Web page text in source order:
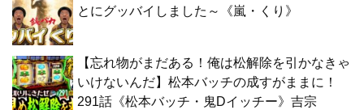
とにグッバイしました～《嵐・くり》
【忘れ物がまだある！俺は松解除を引かなきゃ
いけないんだ】松本バッチの成すがままに！
291話《松本バッチ・鬼Dイッチー》吉宗